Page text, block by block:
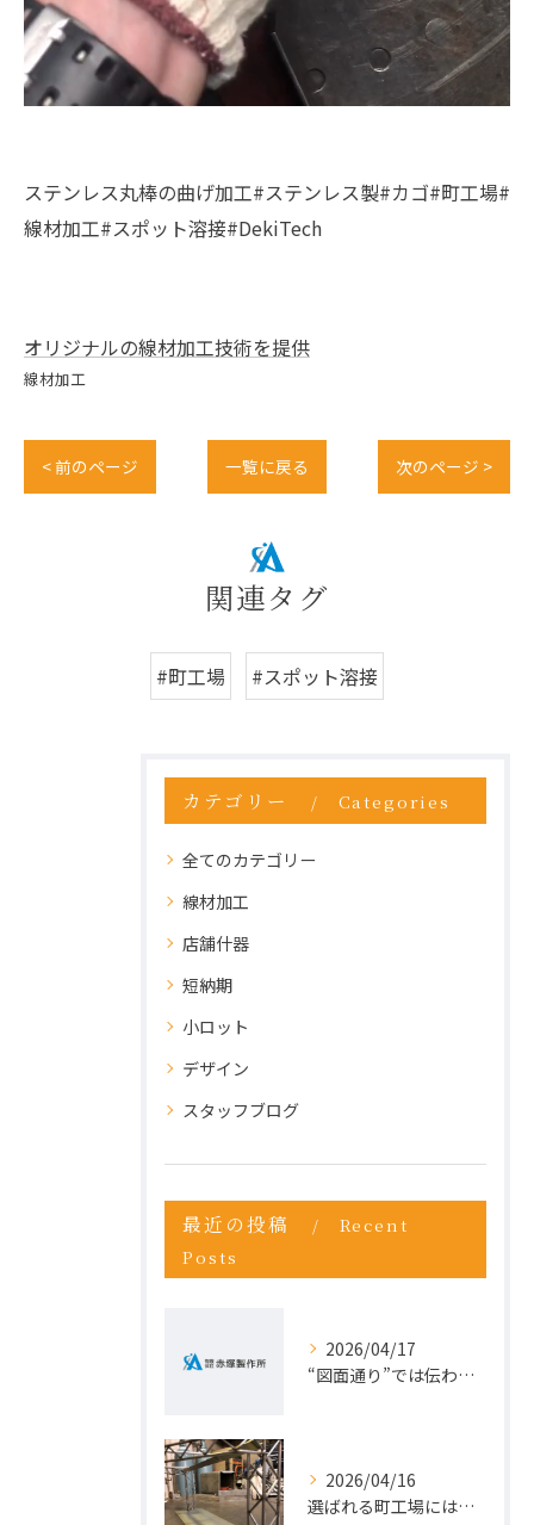
ステンレス丸棒の曲げ加工#ステンレス製#カゴ#町工場#
線材加工#スポット溶接#DekiTech
オリジナルの線材加工技術を提供
線材加工
< 前のページ 一覧に戻る 次のページ >
関連タグ
#町工場 #スポット溶接
カテゴリー Categories
全てのカテゴリー
線材加工
店舗什器
短納期
小ロット
デザイン
スタッフブログ
最近の投稿
Recent
Posts
2026/04/17
“図面通り”では伝わらない仕事が増えている理由
2026/04/16
選ばれる町工場には、理由がある。今こそ“依頼先の見直し”を。